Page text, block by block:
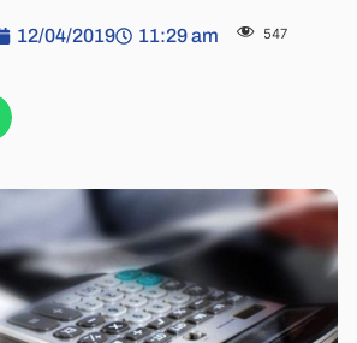
12/04/2019 11:29 am 547